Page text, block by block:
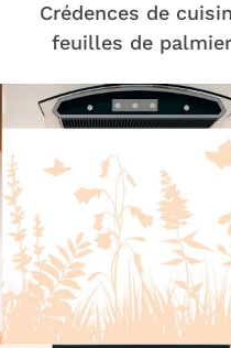
Crédences de
feuilles de palmier